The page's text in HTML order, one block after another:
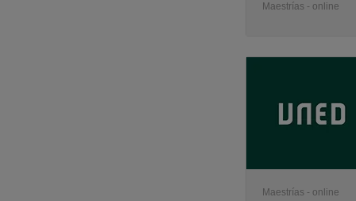
Maestrías - online
Maestrías - online